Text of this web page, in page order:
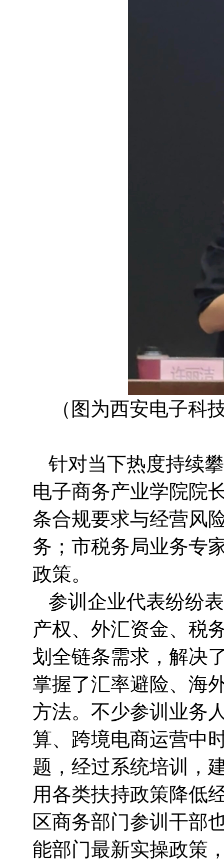
（图为西安电子科
针对当下热度持续
电子商务产业学院院
条合规要求与经营风
务；市税务局业务专
政策。
参训企业代表纷纷
产权、外汇资金、税
划全链条需求，解决
掌握了汇率避险、海
方法。不少参训业务
算、跨境电商运营中
题，经过系统培训，
用各类扶持政策降低
区商务部门参训干部
能部门最新实操政策